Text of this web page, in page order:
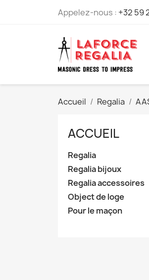
Appelez-nous : +32 59
Accueil Regalia
ACCUEIL
Regalia
Regalia bijoux
Regalia accessoires
Object de loge
Pour le maçon